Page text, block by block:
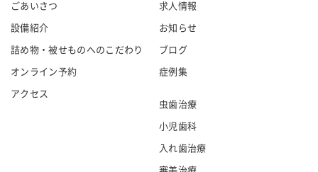
ごあいさつ
設備紹介
詰め物・被せものへのこだわり
オンライン予約
アクセス
求人情報
お知らせ
ブログ
症例集
虫歯治療
小児歯科
入れ歯治療